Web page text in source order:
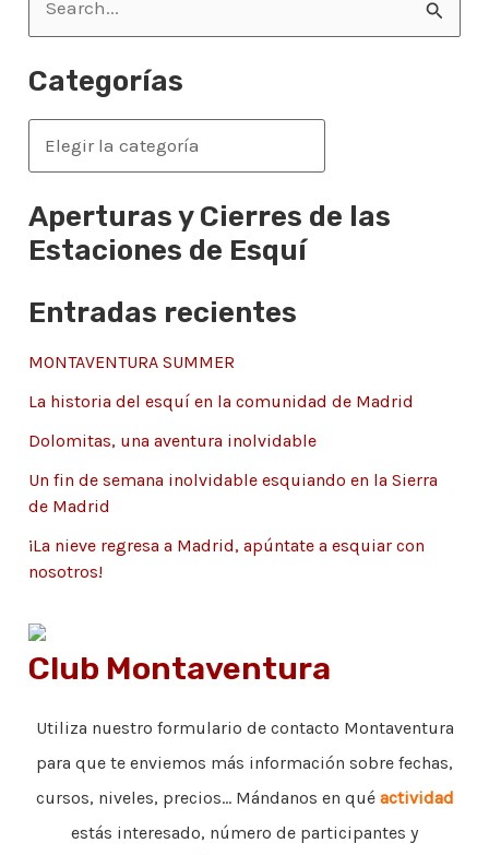
r
p
o
:
Categorías
a
t
e
o
a
s
Aperturas y Cierres de las
Estaciones de Esquí
Entradas recientes
MONTAVENTURA SUMMER
La historia del esquí en la comunidad de Madrid
Dolomitas, una aventura inolvidable
Un fin de semana inolvidable esquiando en la Sierra
de Madrid
¡La nieve regresa a Madrid, apúntate a esquiar con
nosotros!
Club Montaventura
Utiliza nuestro formulario de contacto Montaventura
para que te enviemos más información sobre fechas,
cursos, niveles, precios... Mándanos en qué actividad
estás interesado, número de participantes y